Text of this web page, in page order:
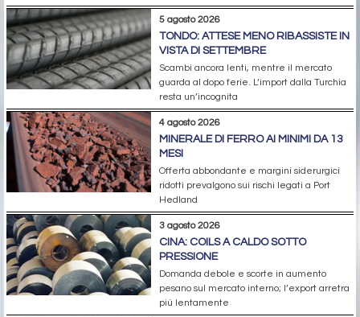
5 agosto 2026
TONDO: ATTESE MENO RIBASSISTE IN
VISTA DI SETTEMBRE
Scambi ancora lenti, mentre il mercato
guarda al dopo ferie. L’import dalla Turchia
resta un’incognita
4 agosto 2026
MINERALE DI FERRO AI MINIMI DA 13
MESI
Offerta abbondante e margini siderurgici
ridotti prevalgono sui rischi legati a Port
Hedland
3 agosto 2026
CINA: COILS A CALDO SOTTO
PRESSIONE
Domanda debole e scorte in aumento
pesano sul mercato interno; l’export arretra
più lentamente